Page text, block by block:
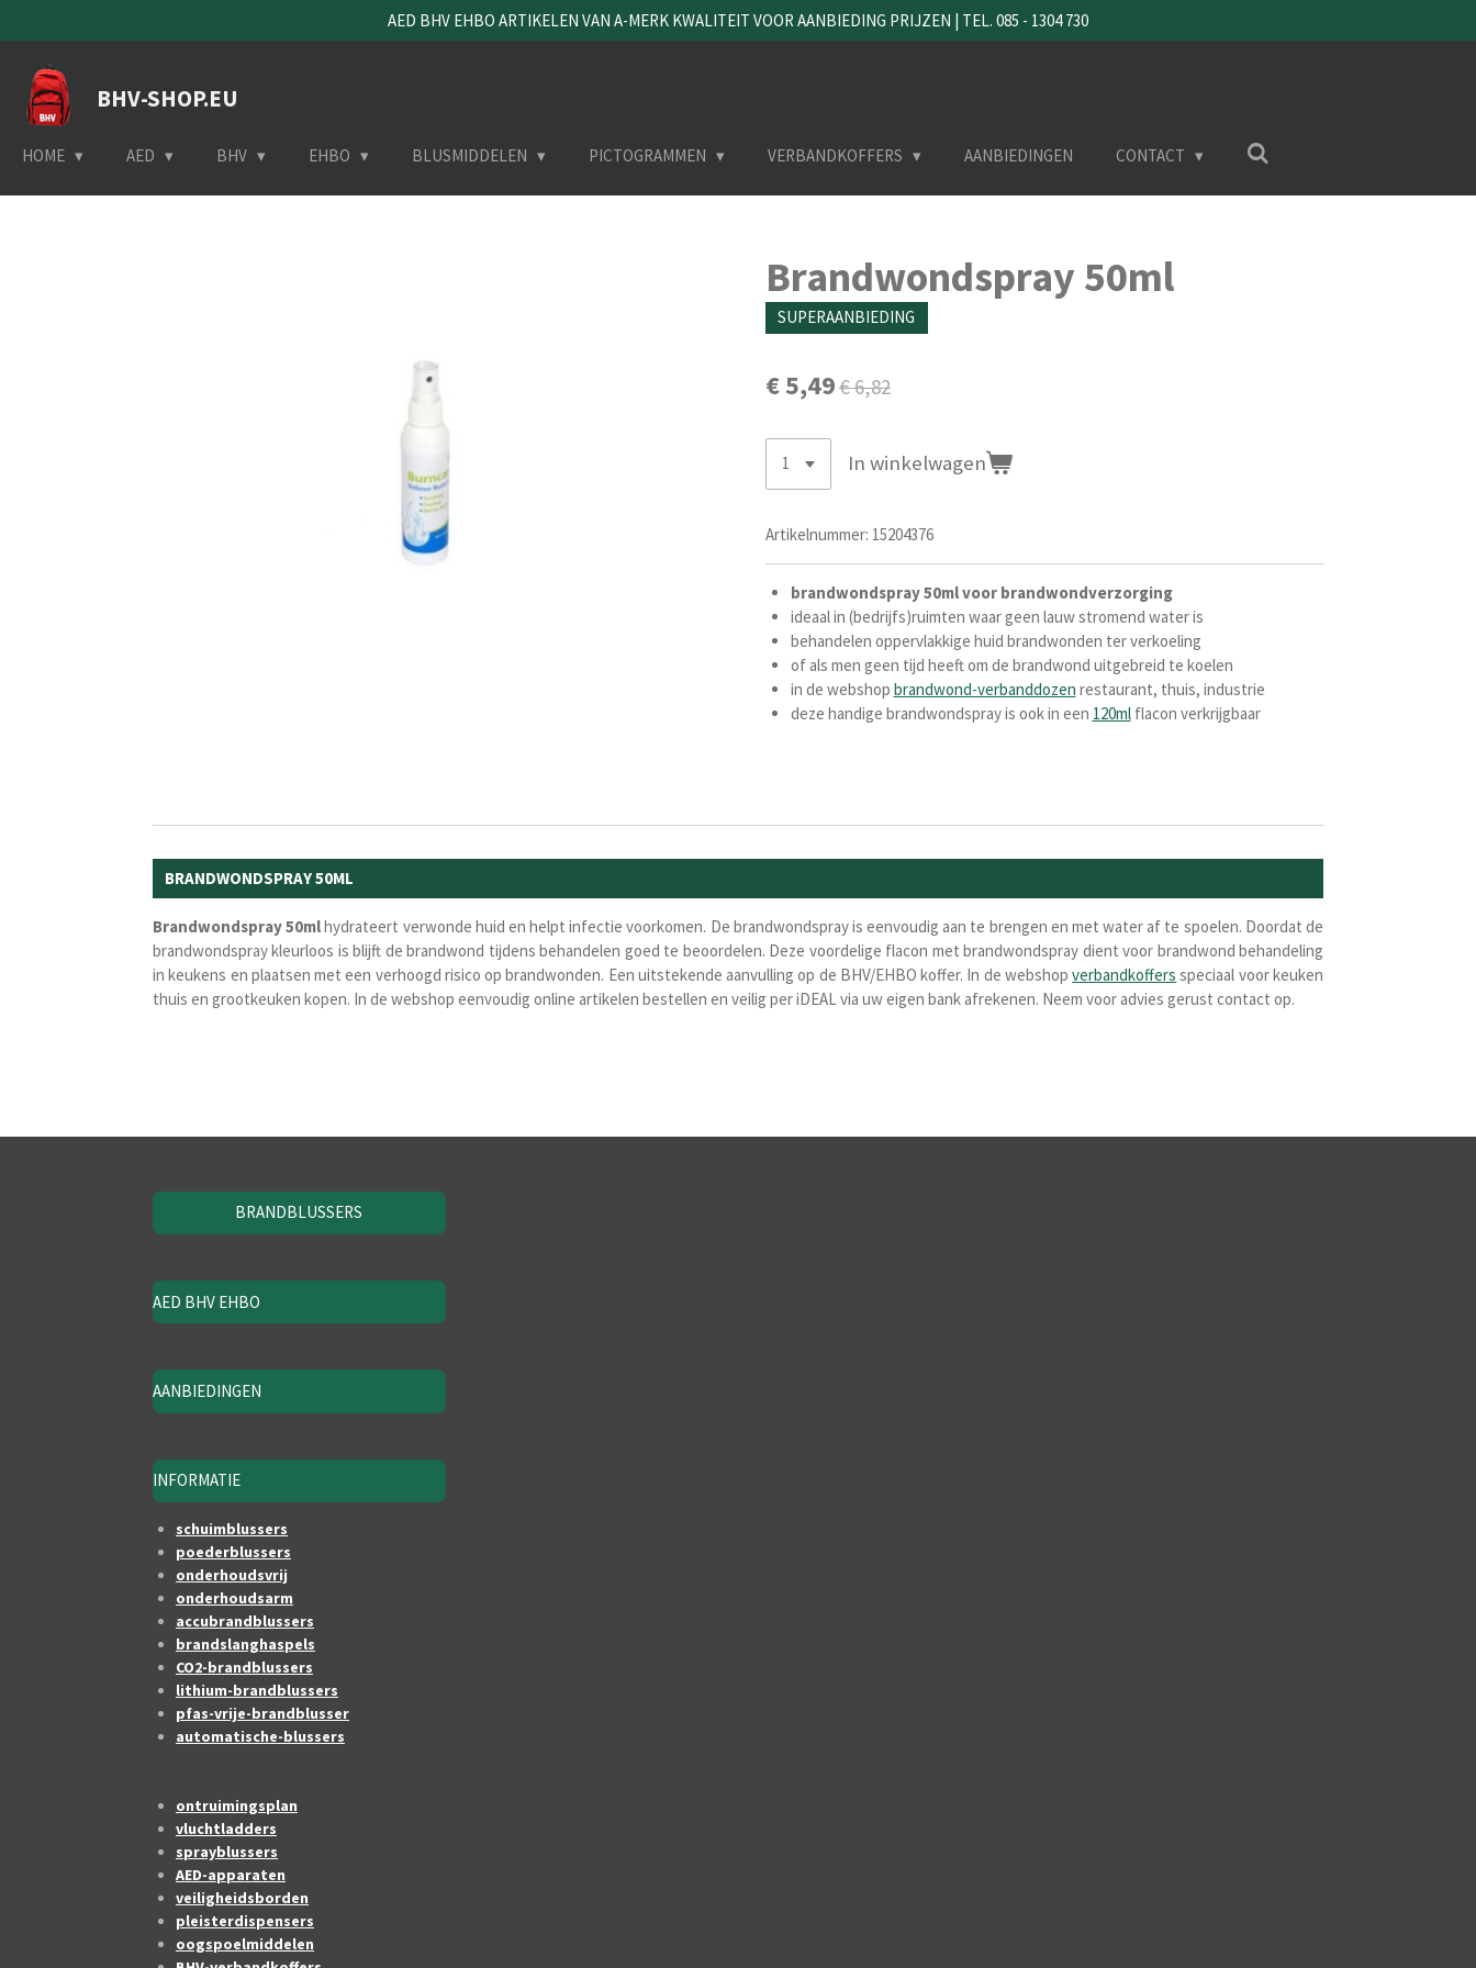
direct
naar
hoofdinhoud
AED BHV EHBO ARTIKELEN VAN A-MERK KWALITEIT VOOR AANBIEDING PRIJZEN | TEL. 085 - 1304 730
BHV-SHOP.EU
HOME AED BHV EHBO BLUSMIDDELEN PICTOGRAMMEN VERBANDKOFFERS AANBIEDINGEN CONTACT
Brandwondspray 50ml
SUPERAANBIEDING
€ 5,49€ 6,82
In winkelwagen
Artikelnummer: 15204376
brandwondspray 50mlvoor brandwondverzorging
ideaal in (bedrijfs)ruimten waar geen lauw stromend water is
behandelen oppervlakkige huid brandwonden ter verkoeling
of als men geen tijd heeft om de brandwond uitgebreid te koelen
in de webshop brandwond-verbanddozen restaurant, thuis, industrie
deze handige brandwondspray is ook in een 120mlflacon verkrijgbaar
BRANDWONDSPRAY 50ML
Brandwondspray 50mlhydrateert verwonde huid en helpt infectie voorkomen. De brandwondspray is eenvoudig aan te brengen en met water af te spoelen. Doordat de
brandwondspray kleurloos is blijft de brandwond tijdens behandelen goed te beoordelen. Deze voordelige flacon met brandwondspray dient voor brandwond behandeling
in keukens en plaatsen met een verhoogd risico op brandwonden. Een uitstekende aanvulling op de BHV/EHBO koffer. In de webshopverbandkoffers speciaal voor keuken
thuis en grootkeuken kopen. In de webshop eenvoudig online artikelen bestellen en veilig per iDEAL via uw eigen bank afrekenen. Neem voor advies gerust contact op.
BRANDBLUSSERS
AED BHV EHBO
AANBIEDINGEN
INFORMATIE
schuimblussers
poederblussers
onderhoudsvrij
onderhoudsarm
accubrandblussers
brandslanghaspels
CO2-brandblussers
lithium-brandblussers
pfas-vrije-brandblusser
automatische-blussers
ontruimingsplan
vluchtladders
sprayblussers
AED-apparaten
veiligheidsborden
pleisterdispensers
oogspoelmiddelen